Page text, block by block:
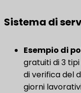
Sistema di
​Esempio di
gratuiti di 3
di verifica del
giorni